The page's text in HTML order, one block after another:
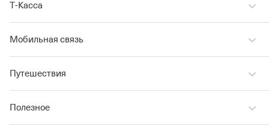
Т‑Касса
Мобильная связь
Путешествия
Полезное